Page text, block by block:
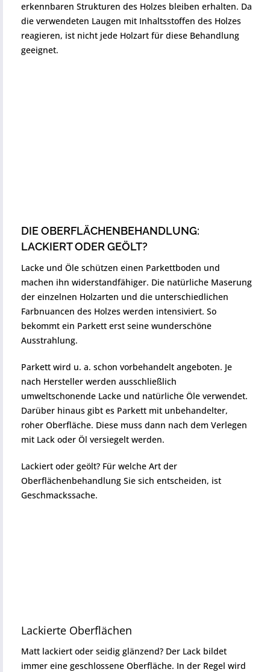
Lackierte Oberflächen
Matt lackiert oder seidig glänzend? Der Lack bildet
immer eine geschlossene Oberfläche. In der Regel wird
erkennbaren Strukturen des Holzes bleiben erhalten. Da
die verwendeten Laugen mit Inhaltsstoffen des Holzes
reagieren, ist nicht jede Holzart für diese Behandlung
geeignet.
DIE OBERFLÄCHENBEHANDLUNG:
LACKIERT ODER GEÖLT?
Lacke und Öle schützen einen Parkettboden und
machen ihn widerstandfähiger. Die natürliche Maserung
der einzelnen Holzarten und die unterschiedlichen
Farbnuancen des Holzes werden intensiviert. So
bekommt ein Parkett erst seine wunderschöne
Ausstrahlung.
Parkett wird u. a. schon vorbehandelt angeboten. Je
nach Hersteller werden ausschließlich
umweltschonende Lacke und natürliche Öle verwendet.
Darüber hinaus gibt es Parkett mit unbehandelter,
roher Oberfläche. Diese muss dann nach dem Verlegen
mit Lack oder Öl versiegelt werden.
Lackiert oder geölt? Für welche Art der
Oberflächenbehandlung Sie sich entscheiden, ist
Geschmackssache.